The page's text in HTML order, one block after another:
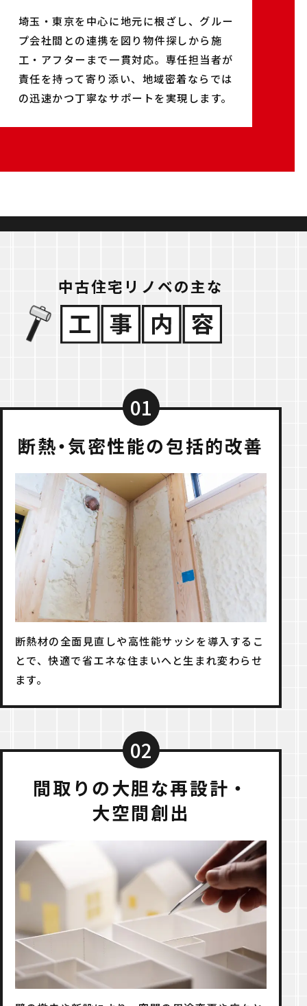
埼玉・東京を中心に地元に根ざし、グルー
プ会社間との連携を図り物件探しから施
工・アフターまで一貫対応。専任担当者が
責任を持って寄り添い、地域密着ならでは
の迅速かつ丁寧なサポートを実現します。
中古住宅リノベの主な
01
断熱・気密性能の包括的改善
断熱材の全面見直しや高性能サッシを導入するこ
とで、快適で省エネな住まいへと生まれ変わらせ
ます。
02
間取りの大胆な再設計・
大空間創出